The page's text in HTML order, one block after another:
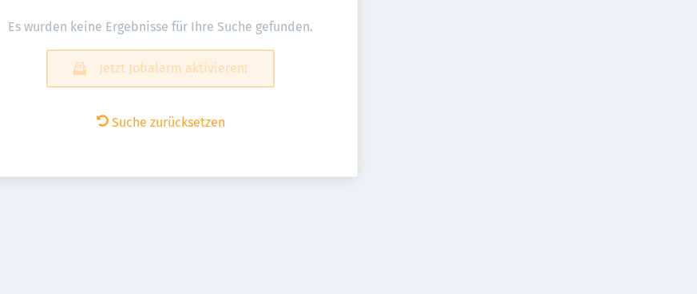
Es wurden keine Ergebnisse für Ihre Suche gefunden.
Jetzt Jobalarm aktivieren!
Suche zurücksetzen